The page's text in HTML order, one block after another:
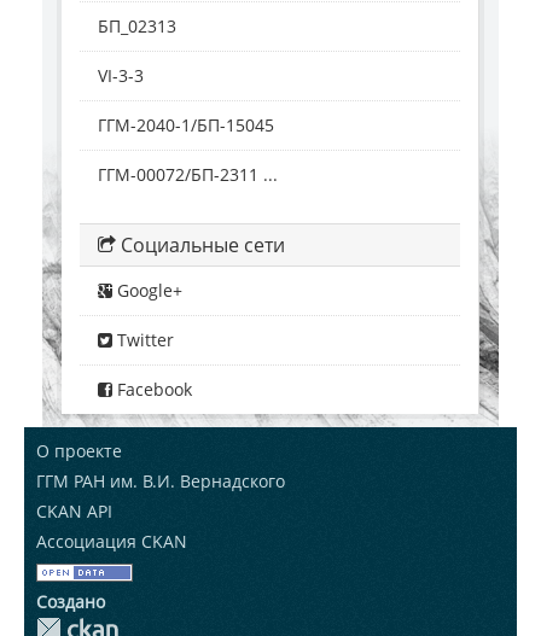
БП_02313
VI-3-3
ГГМ-2040-1/БП-15045
ГГМ-00072/БП-2311 ...
Социальные сети
Google+
Twitter
Facebook
О проекте
ГГМ РАН им. В.И. Вернадского
CKAN API
Ассоциация CKAN
Создано